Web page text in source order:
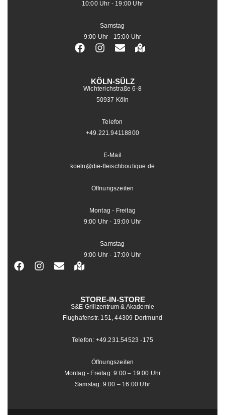
10:00 Uhr - 19:00 Uhr
Samstag
9:00 Uhr - 15:00 Uhr
KÖLN-SÜLZ
Wichterichstraße 6-8
50937 Köln
Telefon
+49.221.94118800
E-Mail
koeln@die-fleischboutique.de
Öffnungszeiten
Montag - Freitag
9:00 Uhr - 19:00 Uhr
Samstag
9:00 Uhr - 17:00 Uhr
STORE-IN-STORE
S&E Grillzentrum & Akademie
Flughafenstr. 151, 44309 Dortmund
Telefon: +49.231.54523 -175
Öffnungszeiten
Montag - Freitag: 9:00 – 19:00 Uhr
Samstag: 9:00 – 16:00 Uhr